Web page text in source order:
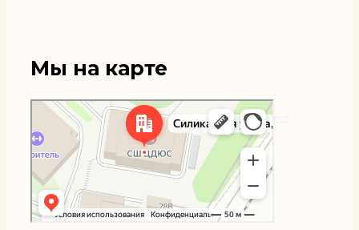
Мы на карте
Мытищи
Яндекс Карты — транспорт, навигация, поиск мест